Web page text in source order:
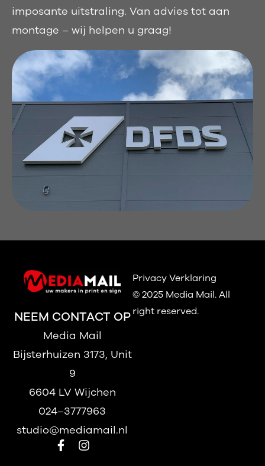
imposante uitstraling. Van advies tot aan
montage – wij helpen u graag!
NEEM CONTACT OP
Media Mail
Bijsterhuizen 3173, Unit
9
6604 LV Wijchen
024–3777963
studio@mediamail.nl
Privacy Verklaring
© 2025 Media Mail.All
right reserved.